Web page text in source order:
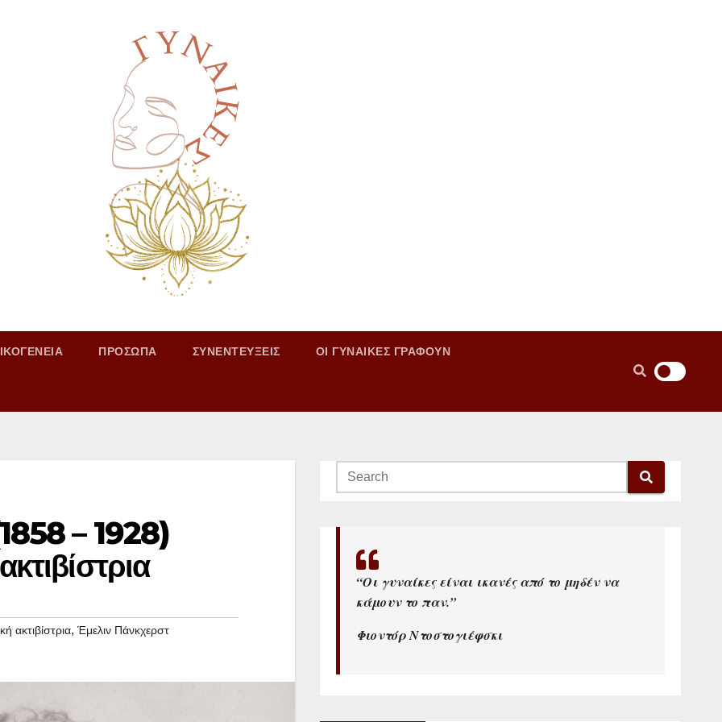
ΠΡΟΣΩΠΑ ΣΥΝΕΝΤΕΥΞΕΙΣ ΟΙ ΓΥΝΑΙΚΕΣ ΓΡΑΦΟΥΝ
– 1928)
ακτιβίστρια, Έμελιν Πάνκχερστ
“Οι γυναίκες είναι ικανές από το μηδέν να
κάμουν το παν.”
Φιοντόρ Ντοστογιέφσκι